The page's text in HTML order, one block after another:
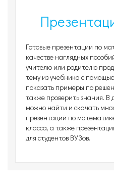
Готовые презентации по
качестве наглядных
учителю или родителю
тему из учебника с
показать примеры по
также проверить знания. В
можно найти и скачать
презентаций по
класса, а также
для студентов ВУЗов.